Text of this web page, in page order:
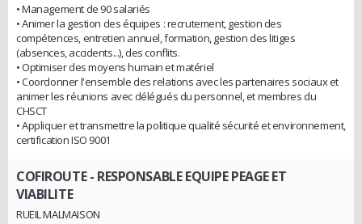
• Management de 90 salariés
• Animer la gestion des équipes : recrutement, gestion des
compétences, entretien annuel, formation, gestion des litiges
(absences, accidents...), des conflits.
• Optimiser des moyens humain et matériel
• Coordonner l'ensemble des relations avec les partenaires sociaux et
animer les réunions avec délégués du personnel, et membres du
CHSCT
• Appliquer et transmettre la politique qualité sécurité et environnement,
certification ISO 9001
COFIROUTE- RESPONSABLE EQUIPE PEAGE ET
VIABILITE
RUEIL MALMAISON